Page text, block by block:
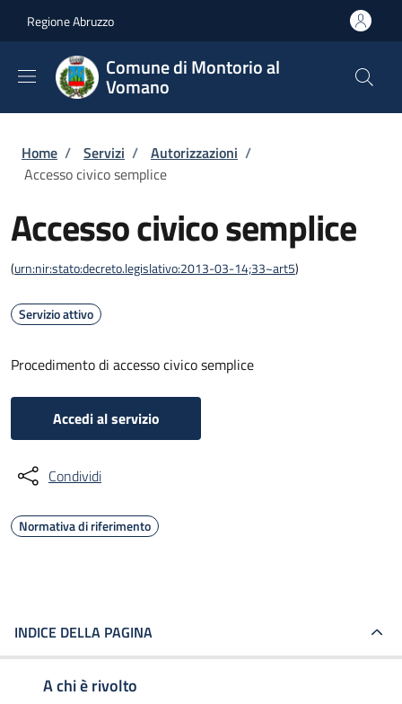
Regione Abruzzo
Comune di Montorio al
Vomano
Briciole di pane
Home / Servizi / Autorizzazioni /
Accesso civico semplice
Accesso civico semplice
(urn:nir:stato:decreto.legislativo:2013-03-14;33~art5)
Servizio attivo
Procedimento di accesso civico semplice
Accedi al servizio
Condividi
Normativa di riferimento
INDICE DELLA PAGINA
A chi è rivolto